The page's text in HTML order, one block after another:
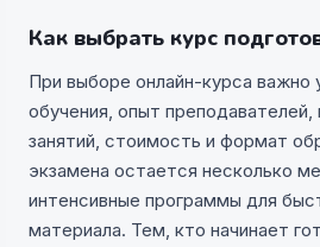
Как выбрать курс
При выборе онлайн-курса важно
обучения, опыт
занятий, стоимость и формат
экзамена остается несколько
интенсивные программы для
материала. Тем, кто начинает